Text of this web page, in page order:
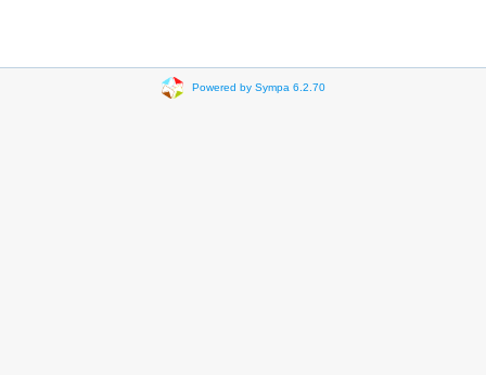
Powered by Sympa 6.2.70